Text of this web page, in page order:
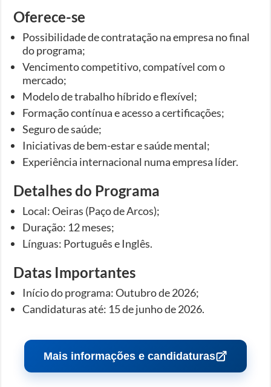
Oferece-se
Possibilidade de contratação na empresa no final
do programa;
Vencimento competitivo, compatível com o
mercado;
Modelo de trabalho híbrido e flexível;
Formação contínua e acesso a certificações;
Seguro de saúde;
Iniciativas de bem-estar e saúde mental;
Experiência internacional numa empresa líder.
Detalhes do Programa
Local: Oeiras (Paço de Arcos);
Duração: 12 meses;
Línguas: Português e Inglês.
Datas Importantes
Início do programa: Outubro de 2026;
Candidaturas até: 15 de junho de 2026.
Mais informações e candidaturas